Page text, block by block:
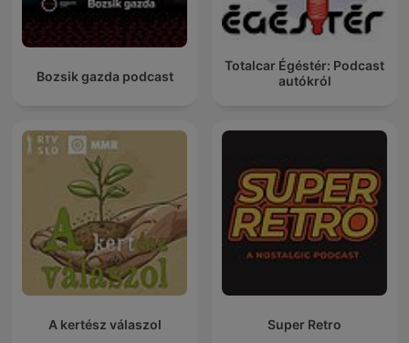
Bozsik gazda podcast
Totalcar Égéstér: Podcast
autókról
A kertész válaszol Super Retro